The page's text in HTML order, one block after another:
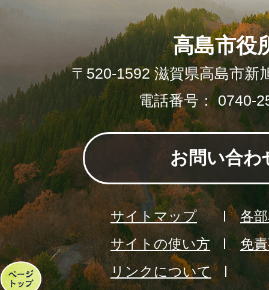
ペ
高島市役
〒520-1592 滋賀県高島市新
電話番号： 0740-
お問い合わ
サイトマップ
各
サイトの使い方
免
リンクについて